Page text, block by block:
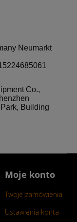
Neumarkt
Co.,
Building
Moje konto
Twoje zamówienia
Ustawienia konta